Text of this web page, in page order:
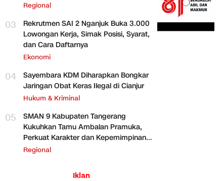
Regional
03
Rekrutmen SAI 2 Nganjuk Buka 3.000
Lowongan Kerja, Simak Posisi, Syarat,
dan Cara Daftarnya
Ekonomi
04
Sayembara KDM Diharapkan Bongkar
Jaringan Obat Keras Ilegal di Cianjur
Hukum & Kriminal
05
SMAN 9 Kabupaten Tangerang
Kukuhkan Tamu Ambalan Pramuka,
Perkuat Karakter dan Kepemimpinan
Siswa
Regional
Iklan